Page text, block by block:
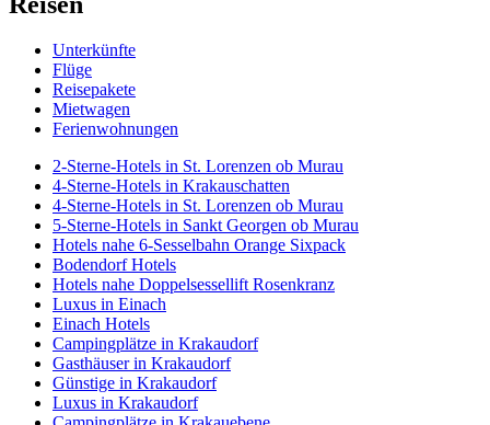
Unterkünfte
Flüge
Reisepakete
Mietwagen
Ferienwohnungen
2-Sterne-Hotels in St. Lorenzen ob Murau
4-Sterne-Hotels in Krakauschatten
4-Sterne-Hotels in St. Lorenzen ob Murau
5-Sterne-Hotels in Sankt Georgen ob Murau
Hotels nahe 6-Sesselbahn Orange Sixpack
Bodendorf Hotels
Hotels nahe Doppelsessellift Rosenkranz
Luxus in Einach
Einach Hotels
Campingplätze in Krakaudorf
Gasthäuser in Krakaudorf
Günstige in Krakaudorf
Luxus in Krakaudorf